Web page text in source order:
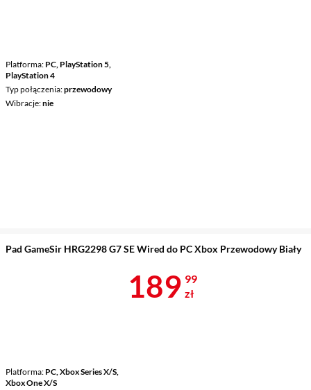
Platforma PC, PlayStation 5,
PlayStation 4
Typ połączenia przewodowy
Wibracje nie
Pad GameSir HRG2298 G7 SE Wired do PC Xbox Przewodowy Biały
Platforma PC, Xbox Series X/S,
Xbox One X/S
Cena 189,99
189 99
zł